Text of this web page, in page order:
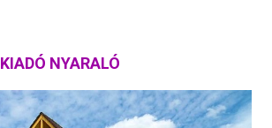
KIADÓ NYARALÓ